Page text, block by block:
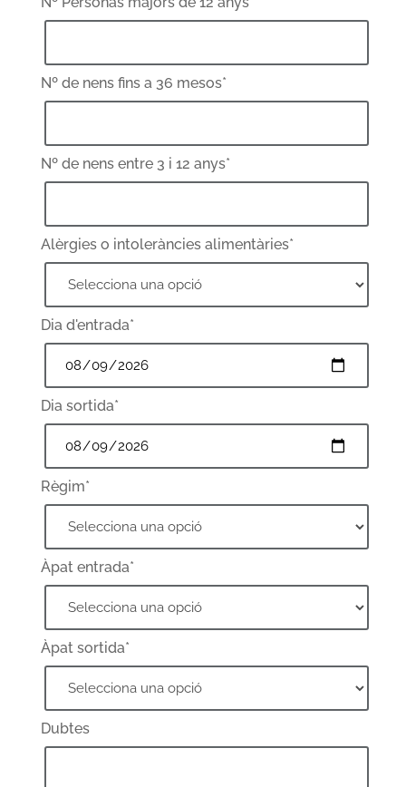
Nº de nens fins a 36 mesos*
Nº de nens entre 3 i 12 anys*
Alèrgies o intoleràncies alimentàries*
Dia d'entrada*
Dia sortida*
Règim*
Àpat entrada*
Àpat sortida*
Dubtes